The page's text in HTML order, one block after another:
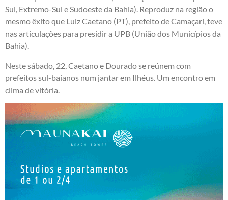
Sul, Extremo-Sul e Sudoeste da Bahia). Reproduz na região o
mesmo êxito que Luiz Caetano (PT), prefeito de Camaçari, teve
nas articulações para presidir a UPB (União dos Municípios da
Bahia).
Neste sábado, 22, Caetano e Dourado se reúnem com
prefeitos sul-baianos num jantar em Ilhéus. Um encontro em
clima de vitória.